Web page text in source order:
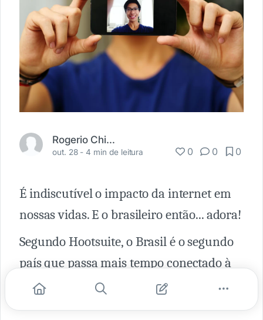
Rogerio Chinen
out. 28 -4 min de leitura 0 0 0
É indiscutível o impacto da internet em
nossas vidas. E o brasileiro então... adora!
Segundo Hootsuite, o Brasil é o segundo
país que passa mais tempo conectado à
internet ficando, em média, mais de 9